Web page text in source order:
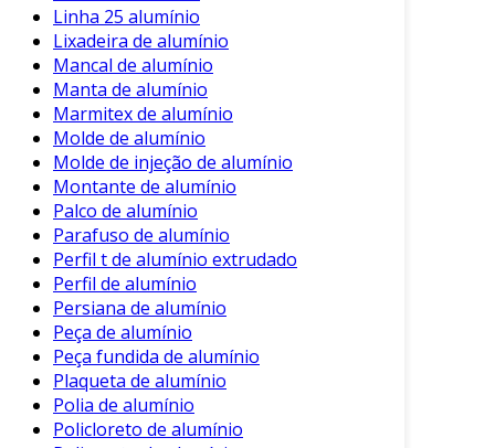
desempenho.
Reparos: Consertar ou substituir seções
danificadas imediatamente para evitar
problemas maiores.
Consequentemente, um bom programa de
manutenção garante a eficiência contínua do
isolamento.
Conclusão
Em suma, o isolamento em alumínio é uma
solução eficaz e prática para diversas
necessidades industriais. Seus diversos
benefícios, incluindo eficiência energética e
durabilidade, o tornam uma escolha popular.
Linha 25 alumínio
Lixadeira de alumínio
Mancal de alumínio
Manta de alumínio
Marmitex de alumínio
Molde de alumínio
Molde de injeção de alumínio
Montante de alumínio
Palco de alumínio
Parafuso de alumínio
Perfil t de alumínio extrudado
Perfil de alumínio
Persiana de alumínio
Peça de alumínio
Peça fundida de alumínio
Plaqueta de alumínio
Polia de alumínio
Policloreto de alumínio